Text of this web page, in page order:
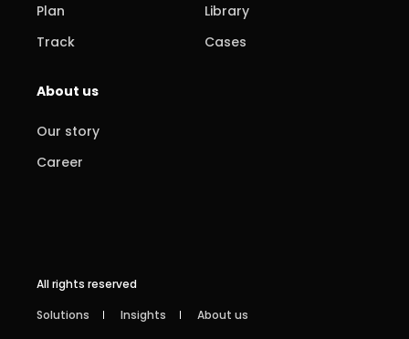
Plan
Track
Library
Cases
About us
Our story
Career
All rights reserved
Solutions
Insights About us